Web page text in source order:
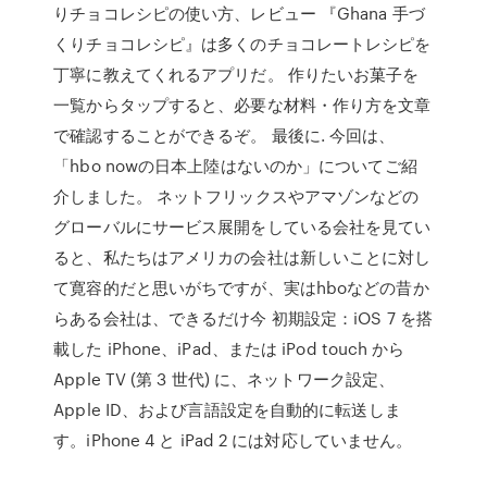
りチョコレシピの使い方、レビュー 『Ghana 手づ
くりチョコレシピ』は多くのチョコレートレシピを
丁寧に教えてくれるアプリだ。 作りたいお菓子を
一覧からタップすると、必要な材料・作り方を文章
で確認することができるぞ。 最後に. 今回は、
「hbo nowの日本上陸はないのか」についてご紹
介しました。 ネットフリックスやアマゾンなどの
グローバルにサービス展開をしている会社を見てい
ると、私たちはアメリカの会社は新しいことに対し
て寛容的だと思いがちですが、実はhboなどの昔か
らある会社は、できるだけ今 初期設定：iOS 7 を搭
載した iPhone、iPad、または iPod touch から
Apple TV (第 3 世代) に、ネットワーク設定、
Apple ID、および言語設定を自動的に転送しま
す。iPhone 4 と iPad 2 には対応していません。